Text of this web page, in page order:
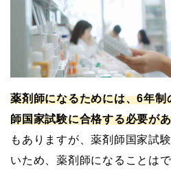
薬剤師になるためには、6年
師国家試験に合格する必要が
もありますが、薬剤師国家試
いため、薬剤師になることはで